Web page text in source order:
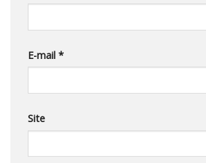
E-mail *
Site